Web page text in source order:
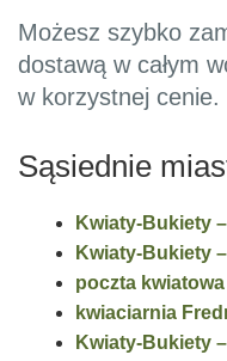
Możesz szybko
dostawą w całym
w korzystnej cenie.
Sąsiednie
Kwiaty-Bukiety
Kwiaty-Bukiety
poczta
kwiaciarnia
Kwiaty-Bukiety